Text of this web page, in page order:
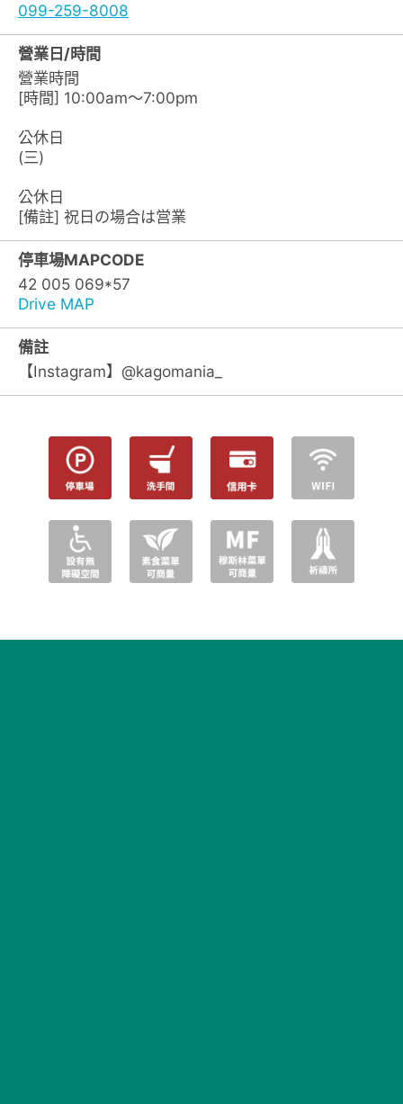
099-259-8008
營業日/時間
營業時間
[時間] 10:00am～7:00pm
公休日
(三)
公休日
[備註] 祝日の場合は営業
停車場MAPCODE
42 005 069*57
Drive MAP
備註
【Instagram】@kagomania_